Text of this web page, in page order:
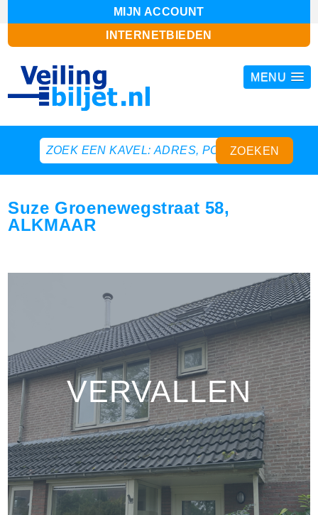
MENU
MIJN ACCOUNT
INTERNETBIEDEN
Suze Groenewegstraat 58,
ALKMAAR
VERVALLEN